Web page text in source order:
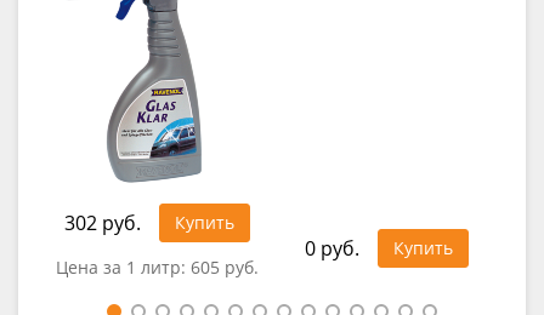
302 руб.
Купить
Цена за 1 литр: 605 руб.
0 руб. Купить